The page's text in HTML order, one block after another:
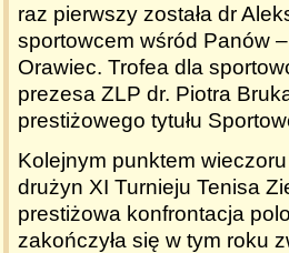
raz pierwszy została dr
sportowcem wśród Panów
Orawiec. Trofea dla
prezesa ZLP dr. Piotra
prestiżowego tytułu
Kolejnym punktem
drużyn XI Turnieju Tenisa
prestiżowa konfrontacja
zakończyła się w tym roku